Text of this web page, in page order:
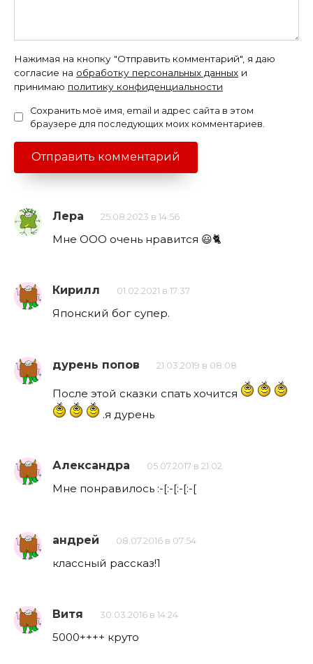
Нажимая на кнопку "Отправить комментарий", я даю
согласие на обработку персональных данных и
принимаю политику конфиденциальности
Сохранить моё имя, email и адрес сайта в этом
браузере для последующих моих комментариев.
Лера 25.08.2023 в 14:56
Мне ООО очень нравится 😃🐈
Кирилл 01.02.2021 в 17:37
Японский бог супер.
дурень попов 21.03.2019 в 08:08
После этой сказки спать хочится
.я дурень
Александра 05.07.2017 в 21:02
Мне понравилось :-[:-[:-[:-[
андрей 08.07.2016 в 07:54
классный рассказ!1
Витя 30.03.2016 в 14:24
5000++++ круто